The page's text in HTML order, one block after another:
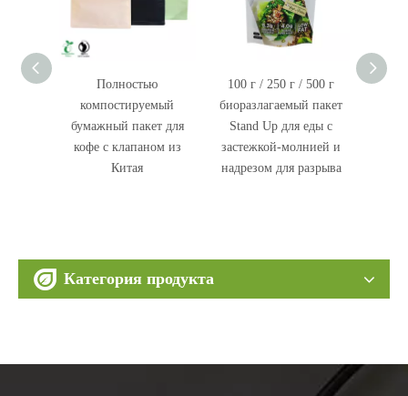
100 г / 250 г / 500 г
биоразлагаемый пакет
Stand Up для еды с
застежкой-молнией и
надрезом для разрыва
Компостируемый
биоразлагаемый пакет
для упаковки пищевых
продуктов для собак
Производитель Китай
Категория продукта